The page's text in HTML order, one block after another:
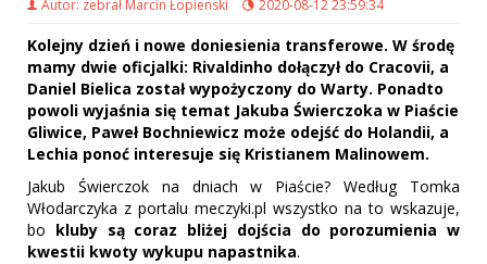
Autor: zebrał Marcin Łopienski 2020-08-12 23:59:34
Kolejny dzień i nowe doniesienia transferowe. W środę
mamy dwie oficjalki: Rivaldinho dołączył do Cracovii, a
Daniel Bielica został wypożyczony do Warty. Ponadto
powoli wyjaśnia się temat Jakuba Świerczoka w Piaście
Gliwice, Paweł Bochniewicz może odejść do Holandii, a
Lechia ponoć interesuje się Kristianem Malinowem.
Jakub Świerczok na dniach w Piaście? Według Tomka
Włodarczyka z portalu meczyki.pl wszystko na to wskazuje,
bo kluby są coraz bliżej dojścia do porozumienia w
kwestii kwoty wykupu napastnika.